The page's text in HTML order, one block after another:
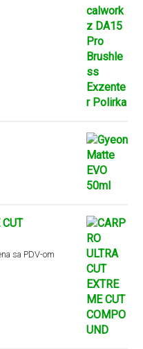
CUT
sa PDV-om